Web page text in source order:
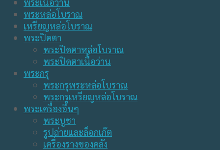
พระหล่อโบราณ
เหรียญหล่อโบราณ
พระปิดตา
พระปิดตาหล่อโบราณ
พระปิดตาเนื้อว่าน
พระกรุ
พระกรุพระหล่อโบราณ
พระกรุเหรียญหล่อโบราณ
พระเครื่องอื่นๆ
พระบูชา
รูปถ่ายและล็อกเก๊ต
เครื่องรางของคลัง